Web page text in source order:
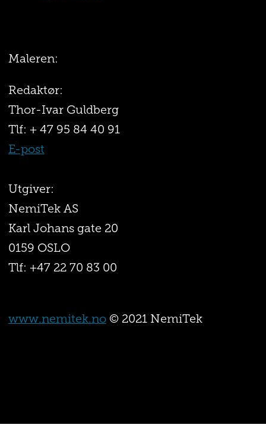
Maleren:
Redaktør:
Thor-Ivar Guldberg
Tlf: + 47 95 84 40 91
E-post
Utgiver:
NemiTek AS
Karl Johans gate 20
0159 OSLO
Tlf: +47 22 70 83 00
www.nemitek.no© 2021 NemiTek